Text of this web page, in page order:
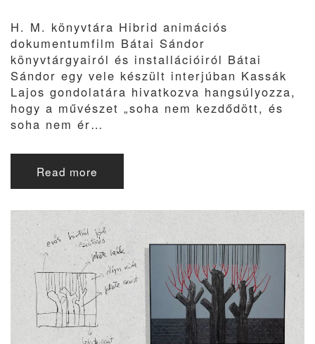
H. M. könyvtára Hibrid animációs
dokumentumfilm Bátai Sándor
könyvtárgyairól és installációiról Bátai
Sándor egy vele készült interjúban Kassák
Lajos gondolatára hivatkozva hangsúlyozza,
hogy a művészet „soha nem kezdődött, és
soha nem ér…
Read more